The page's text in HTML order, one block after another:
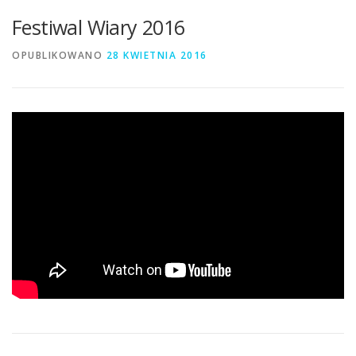
Festiwal Wiary 2016
OPUBLIKOWANO 28 KWIETNIA 2016